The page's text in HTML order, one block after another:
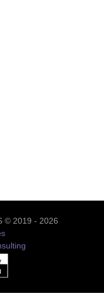
© 2019 - 2026